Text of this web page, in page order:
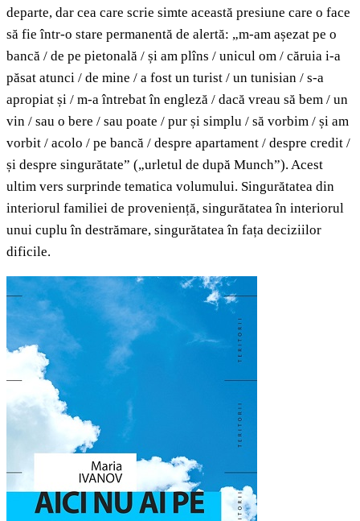
departe, dar cea care scrie simte această presiune care o face
să fie într-o stare permanentă de alertă: „m-am așezat pe o
bancă / de pe pietonală / și am plîns / unicul om / căruia i-a
păsat atunci / de mine / a fost un turist / un tunisian / s-a
apropiat și / m-a întrebat în engleză / dacă vreau să bem / un
vin / sau o bere / sau poate / pur și simplu / să vorbim / și am
vorbit / acolo / pe bancă / despre apartament / despre credit /
și despre singurătate” („urletul de după Munch”). Acest
ultim vers surprinde tematica volumului. Singurătatea din
interiorul familiei de proveniență, singurătatea în interiorul
unui cuplu în destrămare, singurătatea în fața deciziilor
dificile.